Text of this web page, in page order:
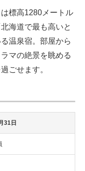
標高1280メートル
海道で最も高いと
温泉宿。部屋から
マの絶景を眺める
ごせます。
31日